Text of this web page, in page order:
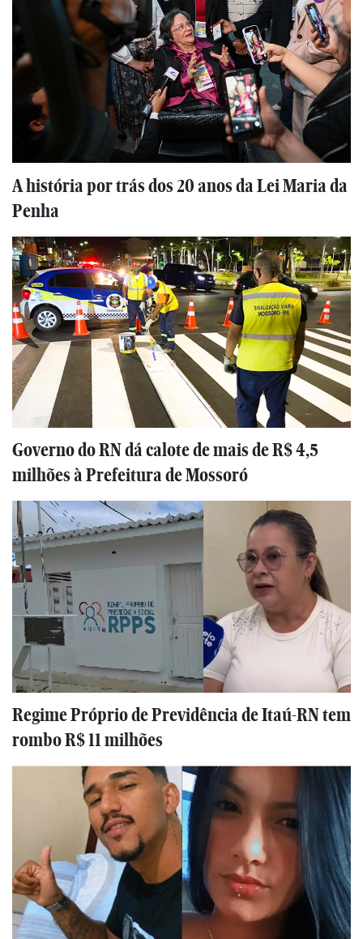
A história por trás dos 20 anos da Lei Maria da
Penha
Governo do RN dá calote de mais de R$ 4,5
milhões à Prefeitura de Mossoró
Regime Próprio de Previdência de Itaú-RN tem
rombo R$ 11 milhões